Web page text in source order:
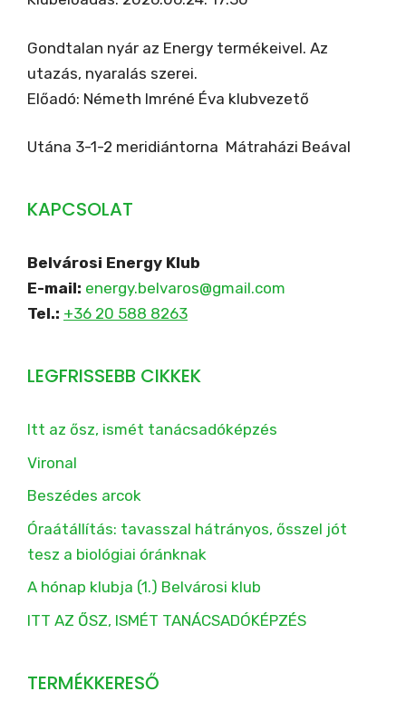
Gondtalan nyár az Energy termékeivel. Az
utazás, nyaralás szerei.
Előadó: Németh Imréné Éva klubvezető
Utána 3-1-2 meridiántorna Mátraházi Beával
KAPCSOLAT
Belvárosi Energy Klub
E-mail: energy.belvaros@gmail.com
Tel.: +36 20 588 8263
LEGFRISSEBB CIKKEK
Itt az ősz, ismét tanácsadóképzés
Vironal
Beszédes arcok
Óraátállítás: tavasszal hátrányos, ősszel jót
tesz a biológiai óránknak
A hónap klubja (1.) Belvárosi klub
ITT AZ ŐSZ, ISMÉT TANÁCSADÓKÉPZÉS
TERMÉKKERESŐ